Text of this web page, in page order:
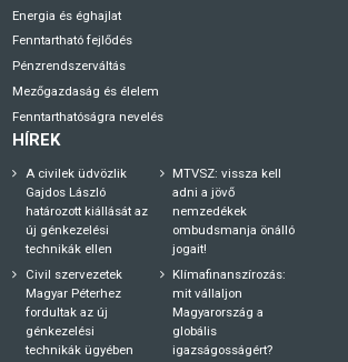
Energia és éghajlat
Fenntartható fejlődés
Pénzrendszerváltás
Mezőgazdaság és élelem
Fenntarthatóságra nevelés
HÍREK
A civilek üdvözlik
Gajdos László
határozott kiállását az
új génkezelési
technikák ellen
Civil szervezetek
Magyar Péterhez
fordultak az új
génkezelési
technikák ügyében
MTVSZ: vissza kell
adni a jövő
nemzedékek
ombudsmanja önálló
jogait!
Klímafinanszírozás:
mit vállaljon
Magyarország a
globális
igazságosságért?